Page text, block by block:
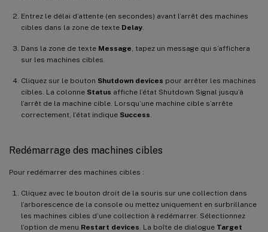
Entrez le délai d’attente (en secondes) avant l’arrêt des machines
cibles dans la zone de texte Delay
Dans la zone de texte Message , tapez un message qui s’affichera
sur les machines cibles.
Cliquez sur le bouton Shutdown devices pour arrêter les machines
cibles. La colonne Status affiche l’état Shutdown Signal jusqu’à
l’arrêt de la machine cible. Lorsqu’une machine cible s’arrête
correctement, l’état indique Success
Redémarrage des machines cibles
Pour redémarrer des machines cibles :
Cliquez avec le bouton droit de la souris sur une collection dans
l’arborescence de la console ou mettez uniquement en surbrillance
les machines cibles d’une collection à redémarrer. Sélectionnez
l’option de menu Restart devices . La boîte de dialogue Target